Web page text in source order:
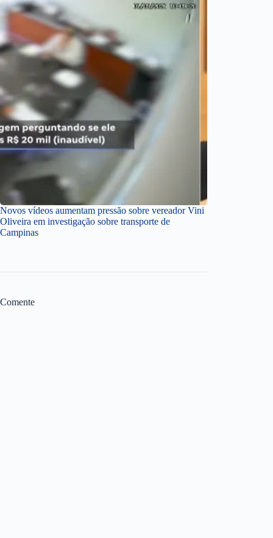
Novos vídeos aumentam pressão sobre vereador Vini
Oliveira em investigação sobre transporte de
Campinas
Comente